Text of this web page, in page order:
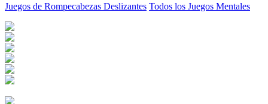
Juegos de Rompecabezas Deslizantes Todos los Juegos Mentales